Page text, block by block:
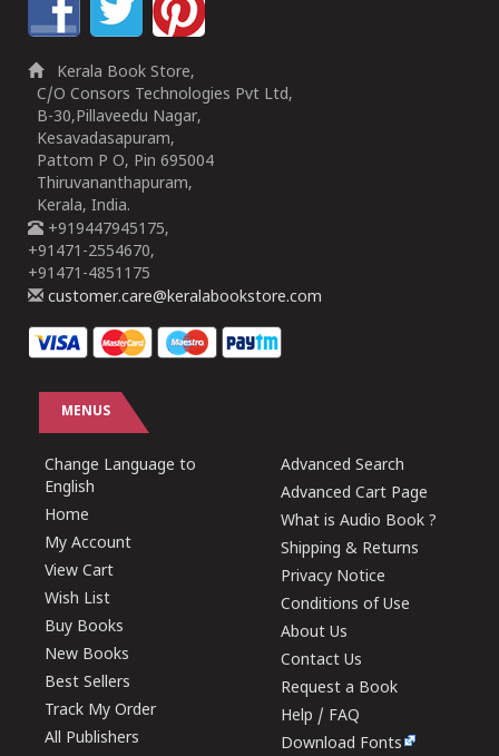
Kerala Book Store,
C/O Consors Technologies Pvt Ltd,
B-30,Pillaveedu Nagar,
Kesavadasapuram,
Pattom P O, Pin 695004
Thiruvananthapuram,
Kerala, India.
+919447945175,
+91471-2554670,
+91471-4851175
customer.care@keralabookstore.com
MENUS
Change Language to
English
Home
My Account
View Cart
Wish List
Buy Books
New Books
Best Sellers
Track My Order
All Publishers
Advanced Search
Advanced Cart Page
What is Audio Book ?
Shipping & Returns
Privacy Notice
Conditions of Use
About Us
Contact Us
Request a Book
Help / FAQ
Download Fonts